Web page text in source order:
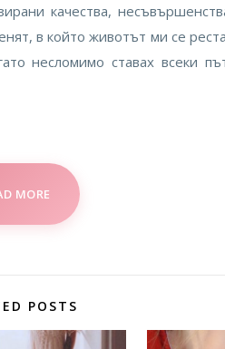
качества,
в който животът ми се
несломимо ставах всеки
MORE
POSTS